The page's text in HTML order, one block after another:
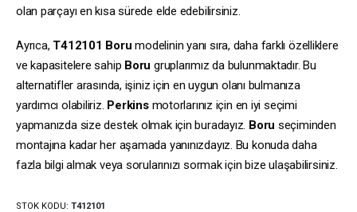
olan parçayı en kısa sürede elde edebilirsiniz.
Ayrıca, T412101 Boru modelinin yanı sıra, daha farklı özelliklere
ve kapasitelere sahip Boru gruplarımız da bulunmaktadır. Bu
alternatifler arasında, işiniz için en uygun olanı bulmanıza
yardımcı olabiliriz. Perkinsmotorlarınız için en iyi seçimi
yapmanızda size destek olmak için buradayız. Boru seçiminden
montajına kadar her aşamada yanınızdayız. Bu konuda daha
fazla bilgi almak veya sorularınızı sormak için bize ulaşabilirsiniz.
STOK KODU: T412101